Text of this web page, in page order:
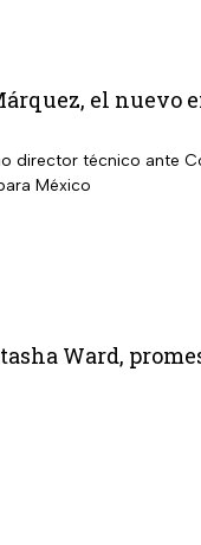
el nuevo
director técnico ante
México
Ward,